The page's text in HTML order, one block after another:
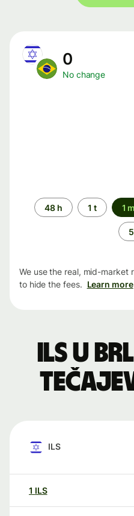
0
No change
Time
period
48 h 1 t 1 m
We use the real, mid-market
to hide the fees. Learn more
ILS u
ILS
1 ILS